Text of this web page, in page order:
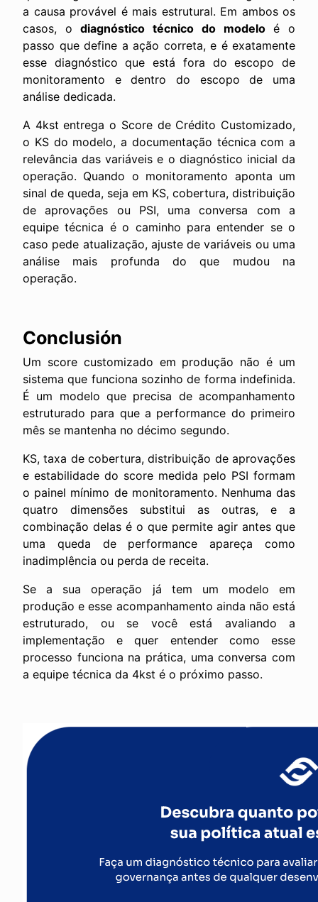
a causa provável é mais estrutural. Em ambos os
casos, odiagnóstico técnico do modeloé o
passo que define a ação correta, e é exatamente
esse diagnóstico que está fora do escopo de
monitoramento e dentro do escopo de uma
análise dedicada.
A 4kst entrega o Score de Crédito Customizado,
o KS do modelo, a documentação técnica com a
relevância das variáveis e o diagnóstico inicial da
operação. Quando o monitoramento aponta um
sinal de queda, seja em KS, cobertura, distribuição
de aprovações ou PSI, uma conversa com a
equipe técnica é o caminho para entender se o
caso pede atualização, ajuste de variáveis ou uma
análise mais profunda do que mudou na
operação.
Conclusión
Um score customizado em produção não é um
sistema que funciona sozinho de forma indefinida.
É um modelo que precisa de acompanhamento
estruturado para que a performance do primeiro
mês se mantenha no décimo segundo.
KS, taxa de cobertura, distribuição de aprovações
e estabilidade do score medida pelo PSI formam
o painel mínimo de monitoramento. Nenhuma das
quatro dimensões substitui as outras, e a
combinação delas é o que permite agir antes que
uma queda de performance apareça como
inadimplência ou perda de receita.
Se a sua operação já tem um modelo em
produção e esse acompanhamento ainda não está
estruturado, ou se você está avaliando a
implementação e quer entender como esse
processo funciona na prática, uma conversa com
a equipe técnica da 4kst é o próximo passo.